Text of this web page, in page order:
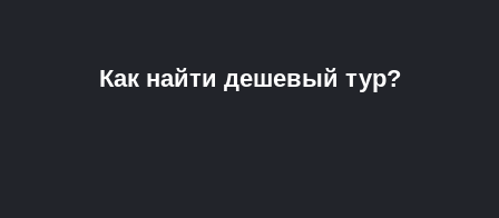
Как найти дешевый тур?